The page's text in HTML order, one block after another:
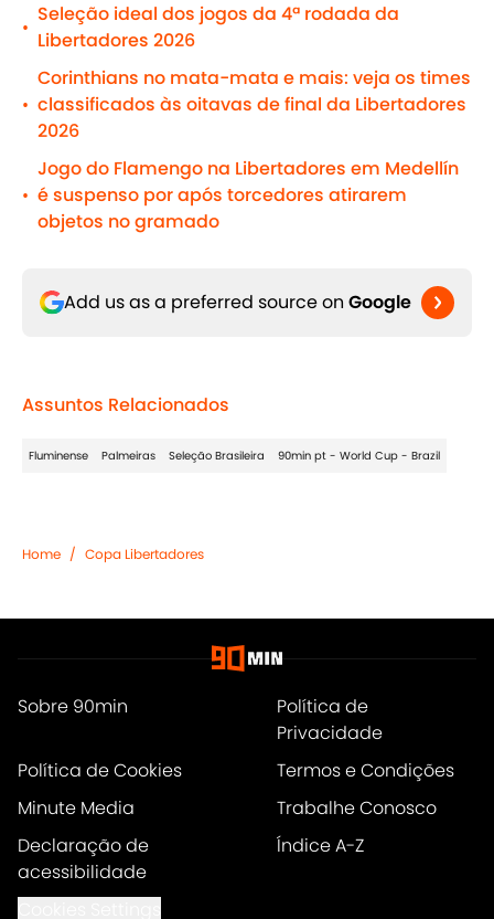
•
Seleção ideal dos jogos da 4ª rodada da
Libertadores 2026
•
Corinthians no mata-mata e mais: veja os times
classificados às oitavas de final da Libertadores
2026
•
Jogo do Flamengo na Libertadores em Medellín
é suspenso por após torcedores atirarem
objetos no gramado
Add us as a preferred source on Google
Assuntos Relacionados
Fluminense Palmeiras Seleção Brasileira 90min pt - World Cup - Brazil
Home / Copa Libertadores
Sobre 90min
Política de
Privacidade
Política de Cookies
Termos e Condições
Minute Media
Trabalhe Conosco
Declaração de
acessibilidade
Índice A-Z